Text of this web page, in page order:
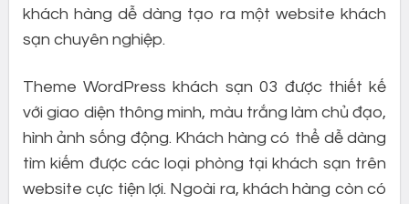
khách hàng dễ dàng tạo ra một website khách
sạn chuyên nghiệp.
Theme WordPress khách sạn 03 được thiết kế
với giao diện thông minh, màu trắng làm chủ đạo,
hình ảnh sống động. Khách hàng có thể dễ dàng
tìm kiếm được các loại phòng tại khách sạn trên
website cực tiện lợi. Ngoài ra, khách hàng còn có